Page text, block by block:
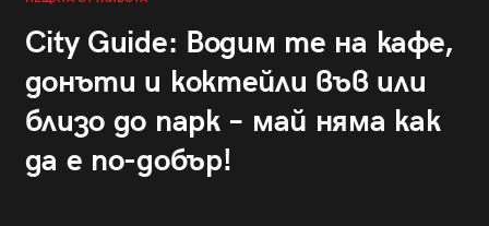
City Guide: Водим те на кафе,
донъти и коктейли във или
близо до парк – май няма как
да е по-добър!